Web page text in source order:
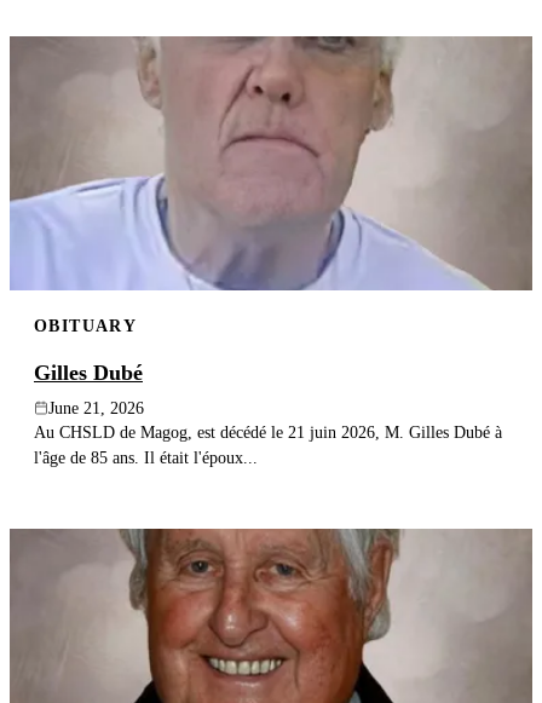
OBITUARY
Gilles Dubé
June 21, 2026
Au CHSLD de Magog, est décédé le 21 juin 2026, M. Gilles Dubé à
l'âge de 85 ans. Il était l'époux...